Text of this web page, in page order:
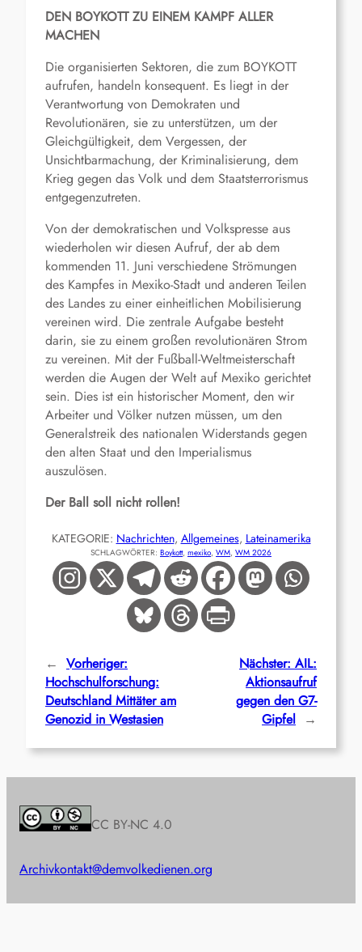
DEN BOYKOTT ZU EINEM KAMPF ALLER
MACHEN
Die organisierten Sektoren, die zum BOYKOTT
aufrufen, handeln konsequent. Es liegt in der
Verantwortung von Demokraten und
Revolutionären, sie zu unterstützen, um der
Gleichgültigkeit, dem Vergessen, der
Unsichtbarmachung, der Kriminalisierung, dem
Krieg gegen das Volk und dem Staatsterrorismus
entgegenzutreten.
Von der demokratischen und Volkspresse aus
wiederholen wir diesen Aufruf, der ab dem
kommenden 11. Juni verschiedene Strömungen
des Kampfes in Mexiko-Stadt und anderen Teilen
des Landes zu einer einheitlichen Mobilisierung
vereinen wird. Die zentrale Aufgabe besteht
darin, sie zu einem großen revolutionären Strom
zu vereinen. Mit der Fußball-Weltmeisterschaft
werden die Augen der Welt auf Mexiko gerichtet
sein. Dies ist ein historischer Moment, den wir
Arbeiter und Völker nutzen müssen, um den
Generalstreik des nationalen Widerstands gegen
den alten Staat und den Imperialismus
auszulösen.
Der Ball soll nicht rollen!
KATEGORIE: Nachrichten, Allgemeines, Lateinamerika
SCHLAGWÖRTER: Boykott, mexiko, WM, WM 2026
← Vorheriger:
Hochschulforschung:
Deutschland Mittäter am
Genozid in Westasien
Nächster: AIL:
Aktionsaufruf
gegen den G7-
Gipfel →
CC BY-NC 4.0
Archivkontakt@demvolkedienen.org